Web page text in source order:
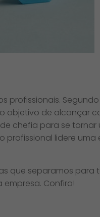
profissionais.
objetivo de alcançar
chefia para se tornar
lidere
que separamos para
Confira!